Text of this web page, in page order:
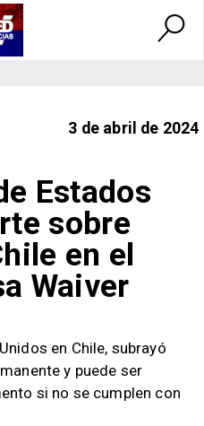
3 de abril de 2024
Estados
sobre
en el
Waiver
en Chile, subrayó
y puede ser
si no se cumplen con